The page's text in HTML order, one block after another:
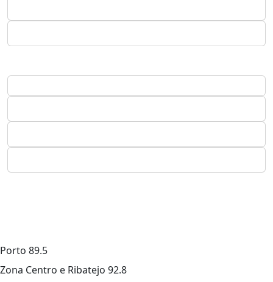
Porto 89.5
Zona Centro e Ribatejo 92.8